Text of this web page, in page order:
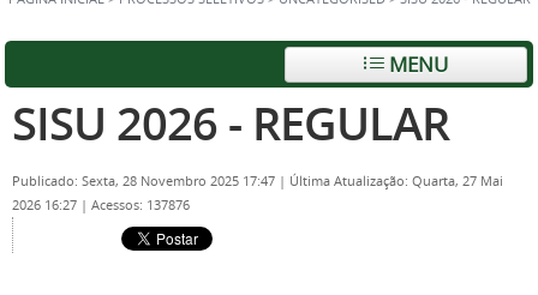
MENU
SISU 2026 - REGULAR
Publicado: Sexta, 28 Novembro 2025 17:47 | Última Atualização: Quarta, 27 Mai
2026 16:27 | Acessos: 137876